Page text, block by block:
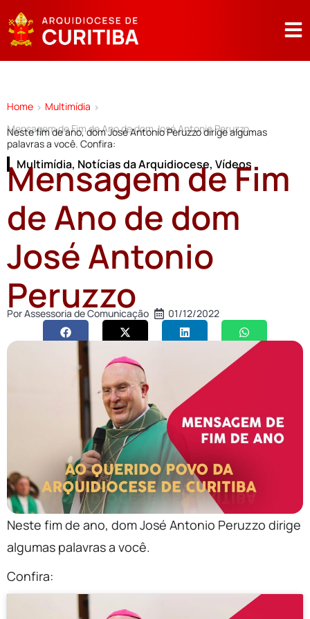
Home > Multimídia >
Mensagem de Fim de Ano de dom José Antonio Peruzzo
Neste fim de ano, dom José Antonio Peruzzo dirige algumas
palavras a você. Confira:
Multimídia, Notícias da Arquidiocese, Vídeos
Mensagem de Fim
de Ano de dom
José Antonio
Peruzzo
PorAssessoria de Comunicação 01/12/2022
Neste fim de ano, dom José Antonio Peruzzo dirige
algumas palavras a você.
Confira: